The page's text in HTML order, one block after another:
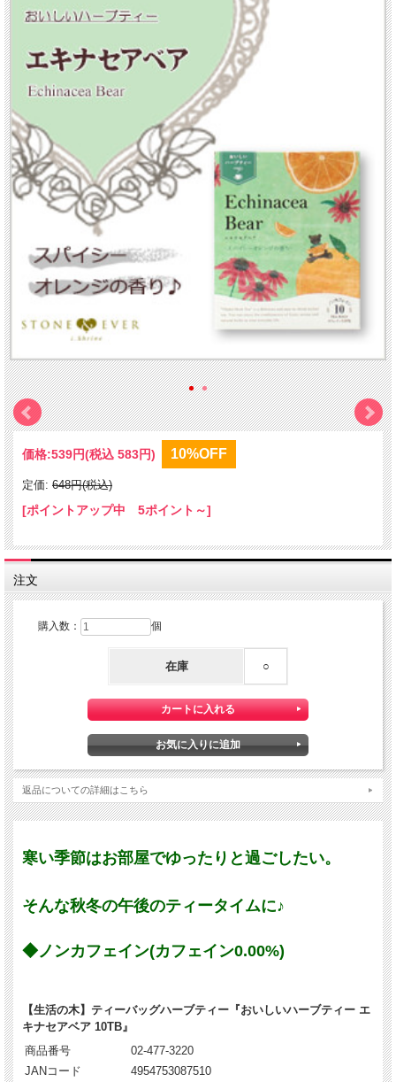
価格:539円(税込 583円) 10%OFF
定価: 648円(税込)
[ポイントアップ中 5ポイント～]
注文
購入数： 個
在庫 ○
返品についての詳細はこちら
寒い季節はお部屋でゆったりと過ごしたい。
そんな秋冬の午後のティータイムに♪
◆ノンカフェイン(カフェイン0.00%)
【生活の木】ティーバッグハーブティー『おいしいハーブティー エ
キナセアベア 10TB』
商品番号
02-477-3220
JANコード
4954753087510